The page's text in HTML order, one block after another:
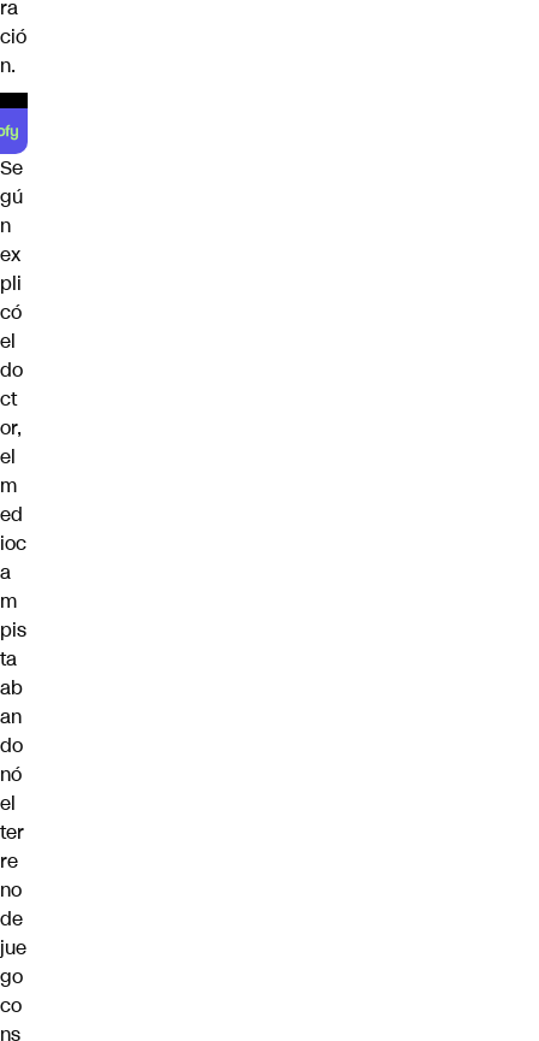
ra
ció
n.
Se
gú
n
ex
pli
có
el
do
ct
or,
el
m
ed
ioc
a
m
pis
ta
ab
an
do
nó
el
ter
re
no
de
jue
go
co
ns